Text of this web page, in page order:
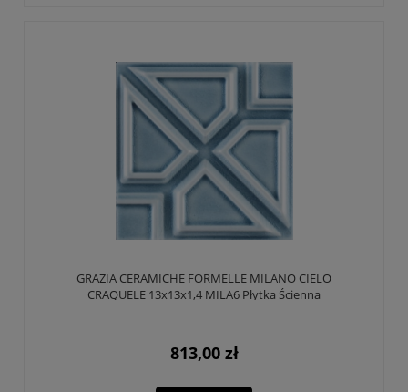
GRAZIA CERAMICHE FORMELLE MILANO CIELO
CRAQUELE 13x13x1,4 MILA6 Płytka Ścienna
813,00 zł